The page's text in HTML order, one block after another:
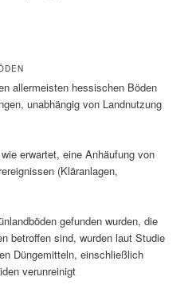
allermeisten hessischen Böden
unabhängig von Landnutzung
erwartet, eine Anhäufung von
(Kläranlagen,
gefunden wurden, die
betroffen sind, wurden laut Studie
Düngemitteln, einschließlich
verunreinigt